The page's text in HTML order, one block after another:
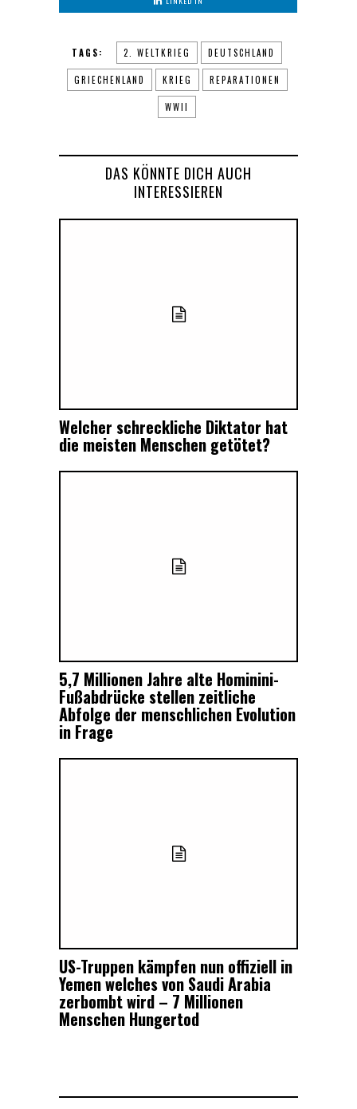
TAGS: 2. WELTKRIEG DEUTSCHLAND
GRIECHENLAND KRIEG REPARATIONEN
WWII
DAS KÖNNTE DICH AUCH
INTERESSIEREN
Welcher schreckliche Diktator hat
die meisten Menschen getötet?
5,7 Millionen Jahre alte Hominini-
Fußabdrücke stellen zeitliche
Abfolge der menschlichen Evolution
in Frage
US-Truppen kämpfen nun offiziell in
Yemen welches von Saudi Arabia
zerbombt wird – 7 Millionen
Menschen Hungertod